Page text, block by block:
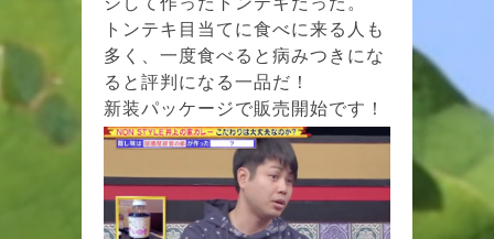
トンテキ目当てに食べに来る人も
多く、一度食べると病みつきにな
ると評判になる一品だ！
新装パッケージで販売開始です！